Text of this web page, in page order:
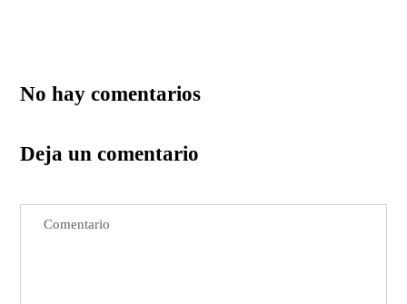
No hay comentarios
Deja un comentario